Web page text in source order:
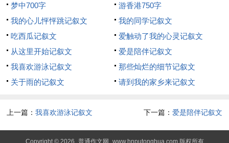
梦中700字
游香港750字
我的心儿怦怦跳记叙文
我的同学记叙文
吃西瓜记叙文
爱触动了我的心灵记叙文
从这里开始记叙文
爱是陪伴记叙文
我喜欢游泳记叙文
那些灿烂的细节记叙文
关于雨的记叙文
请到我的家乡来记叙文
上一篇：我喜欢游泳记叙文 下一篇： 爱是陪伴记叙文
Copyright © 2026 普通作文网 www.hnputonghua.com 版权所有